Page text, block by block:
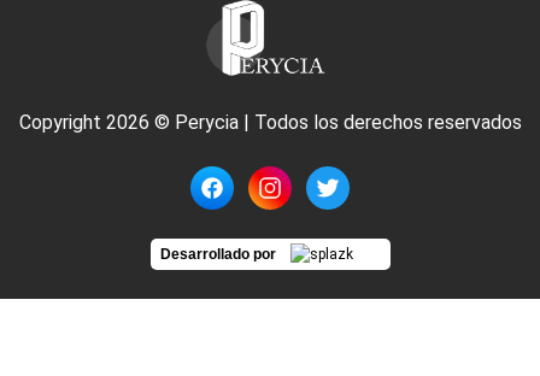
Copyright 2026 © Perycia | Todos los derechos reservados
Desarrollado por